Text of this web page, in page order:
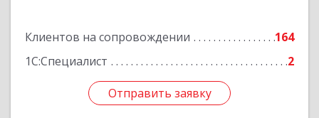
Клиентов на сопровождении
164
1С:Специалист
2
Отправить заявку
Подробнее
Отправить заявку